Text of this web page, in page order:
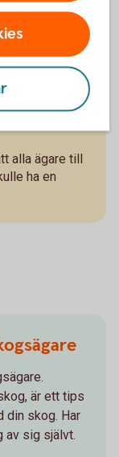
du ha särskilt
000 kr och
i
alla ägare till
ha en
är ett tips
din skog. Har
av sig självt.